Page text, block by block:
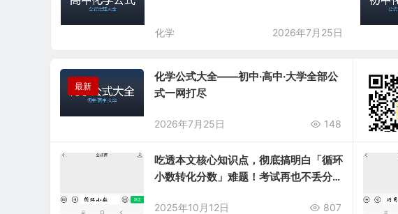
化学 2026年7月25日
最新
化学公式大全——初中·高中·大学全部公
式一网打尽
2026年7月25日 148
吃透本文核心知识点，彻底搞明白「循环
小数转化分数」难题！考试再也不丢分！
2025年10月12日 807